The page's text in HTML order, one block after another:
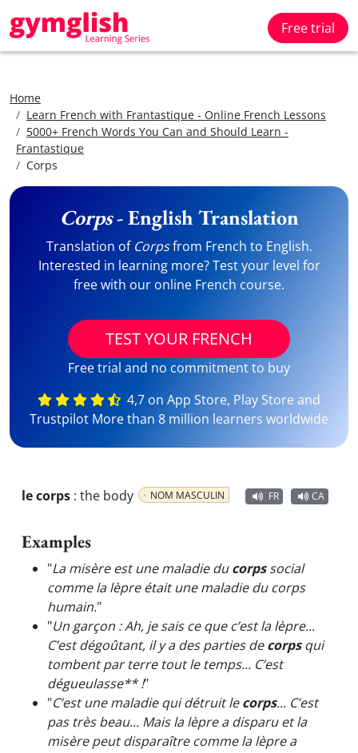
Free trial
Home
Learn French with Frantastique - Online French Lessons
5000+ French Words You Can and Should Learn -
Frantastique
Corps
Corps- English Translation
Translation of Corpsfrom French to English.
Interested in learning more? Test your level for
free with our online French course.
TEST YOUR FRENCH
Free trial and no commitment to buy
4,7 on App Store, Play Store and
Trustpilot More than 8 million learners worldwide
le corps : the body NOM MASCULIN FR CA
Examples
"La misère est une maladie ducorpssocial
comme la lèpre était une maladie du corps
humain."
"Un garçon : Ah, je sais ce que c’est la lèpre...
C’est dégoûtant, il y a des parties decorpsqui
tombent par terre tout le temps... C’est
dégueulasse** !"
"C’est une maladie qui détruit lecorps... C’est
pas très beau... Mais la lèpre a disparu et la
misère peut disparaître comme la lèpre a